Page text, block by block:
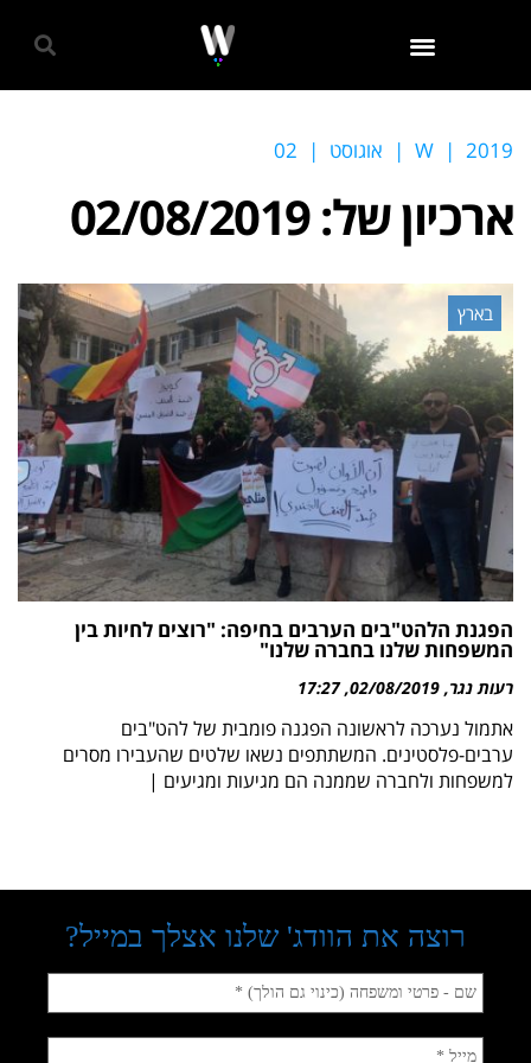
W | 2019
| אוגוסט |
02
ארכיון של:02/08/2019
בארץ
הפגנת הלהט"בים הערבים בחיפה: "רוצים לחיות בין
המשפחות שלנו בחברה שלנו"
רעות נגר 02/08/2019
17:27
אתמול נערכה לראשונה הפגנה פומבית של להט"בים
ערבים-פלסטינים. המשתתפים נשאו שלטים שהעבירו מסרים
למשפחות ולחברה שממנה הם מגיעות ומגיעים |